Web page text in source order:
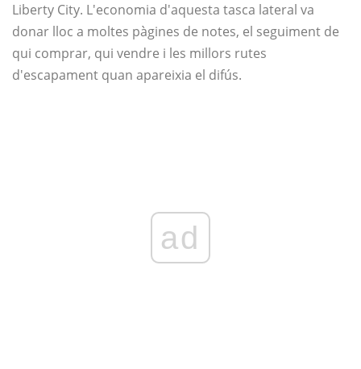
Liberty City. L'economia d'aquesta tasca lateral va
donar lloc a moltes pàgines de notes, el seguiment de
qui comprar, qui vendre i les millors rutes
d'escapament quan apareixia el difús.
ad